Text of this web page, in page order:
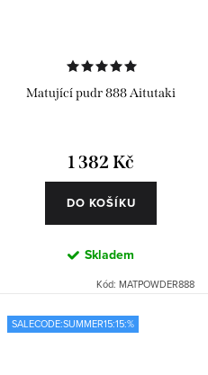
Matující pudr 888 Aitutaki
1 382 Kč
DO KOŠÍKU
Skladem
Kód: MATPOWDER888
SALECODE:SUMMER15:15:%